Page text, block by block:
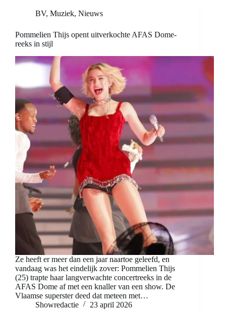
BV, Muziek, Nieuws
Pommelien Thijs opent uitverkochte AFAS Dome-
reeks in stijl
Ze heeft er meer dan een jaar naartoe geleefd, en
vandaag was het eindelijk zover: Pommelien Thijs
(25) trapte haar langverwachte concertreeks in de
AFAS Dome af met een knaller van een show. De
Vlaamse superster deed dat meteen met…
Showredactie
23 april 2026